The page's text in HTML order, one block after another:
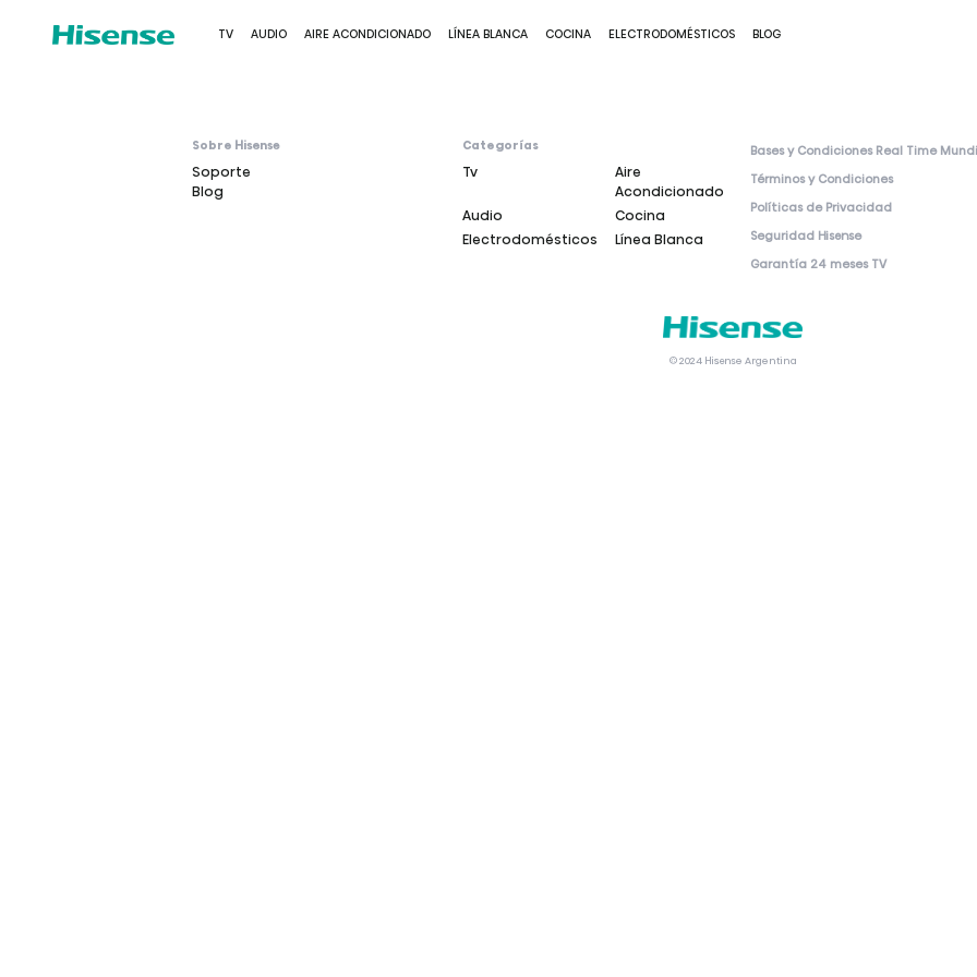
TV AUDIO AIRE ACONDICIONADO LÍNEA BLANCA COCINA ELECTRODOMÉSTICOS BLOG
Sobre Hisense
Soporte
Blog
Categorías
Tv
Aire
Acondicionado
Audio
Cocina
Electrodomésticos
Línea Blanca
Bases y Condiciones Real Time
Términos y Condiciones
Políticas de Privacidad
Seguridad Hisense
Garantía 24 meses TV
© 2024 Hisense Argentina